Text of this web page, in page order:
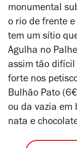
monumental
o rio de frente
tem um sítio
Agulha no
assim tão difícil
forte nos
Bulhão Pato
ou da vazia em
nata e